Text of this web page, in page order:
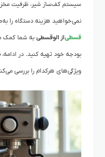
سیستم کف‌ساز شیر، ظرفیت
نمی‌خواهید هزینه دستگاه را
قسطیاز الوقسطی به شما کمک
بودجه خود تهیه کنید. در ادامه،
ویژگی‌های هرکدام را بررسی